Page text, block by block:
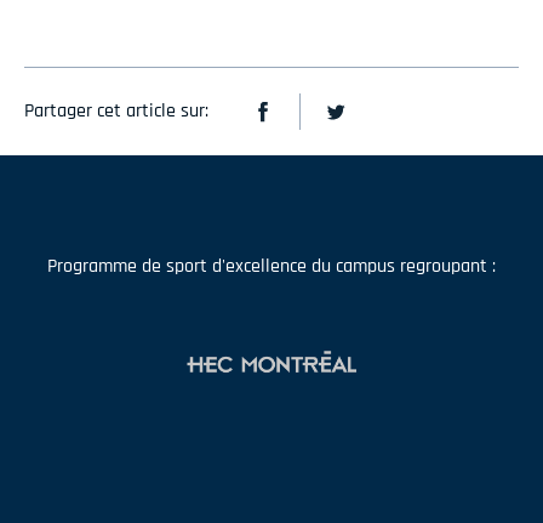
Partager cet article sur:
Programme de sport d'excellence du campus regroupant :